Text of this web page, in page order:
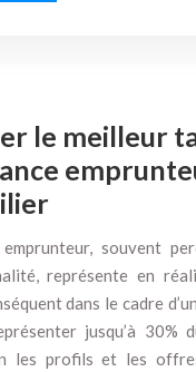
le meilleur
emprunteur, souvent
représente en
dans le cadre
jusqu’à 30%
les profils et les